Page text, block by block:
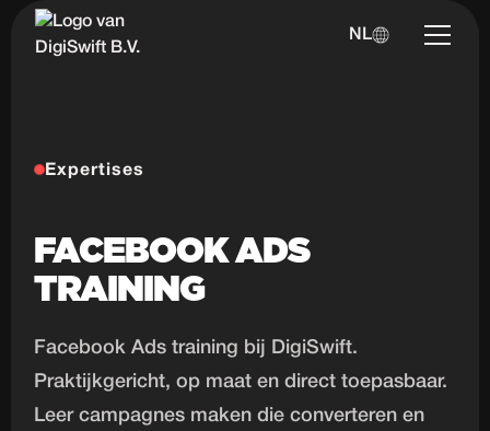
NL
Expertises
FACEBOOK ADS
TRAINING
Facebook Ads training bij DigiSwift.
Praktijkgericht, op maat en direct toepasbaar.
Leer campagnes maken die converteren en